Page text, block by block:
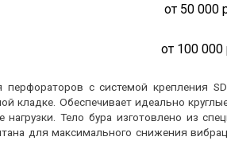
от 50 000
от 100 000
перфораторов с системой крепления
кладке. Обеспечивает идеально
нагрузки. Тело бура изготовлено из
для максимального снижения